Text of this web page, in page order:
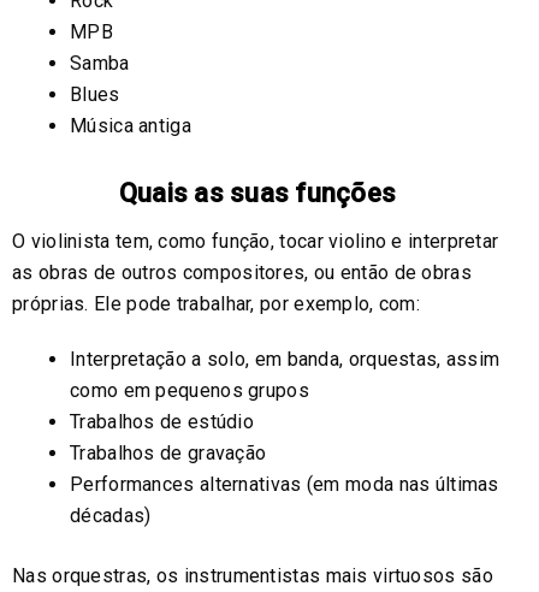
MPB
Samba
Blues
Música antiga
Quais as suas funções
O violinista tem, como função, tocar violino e interpretar
as obras de outros compositores, ou então de obras
próprias. Ele pode trabalhar, por exemplo, com:
Interpretação a solo, em banda, orquestas, assim
como em pequenos grupos
Trabalhos de estúdio
Trabalhos de gravação
Performances alternativas (em moda nas últimas
décadas)
Nas orquestras, os instrumentistas mais virtuosos são